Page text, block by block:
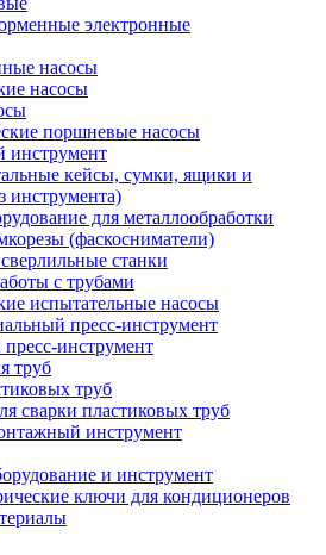
электронные
насосы
насосы
поршневые насосы
инструмент
кейсы, сумки, ящики и
инструмента)
для металлообработки
(фаскосниматели)
станки
с трубами
испытательные насосы
пресс-инструмент
инструмент
труб
труб
сварки пластиковых труб
инструмент
и инструмент
ключи для кондиционеров